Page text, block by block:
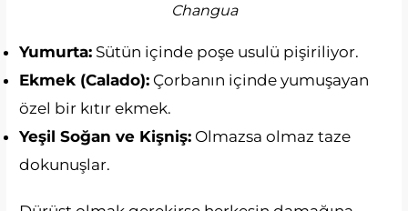
Changua
Yumurta: Sütün içinde poşe usulü pişiriliyor.
Ekmek (Calado): Çorbanın içinde yumuşayan
özel bir kıtır ekmek.
Yeşil Soğan ve Kişniş: Olmazsa olmaz taze
dokunuşlar.